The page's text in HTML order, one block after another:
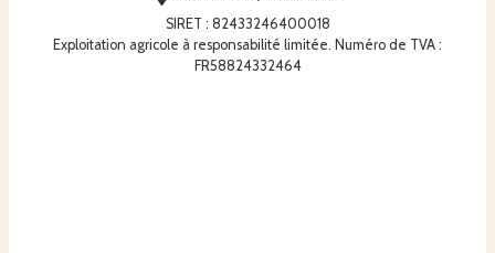
SIRET : 82433246400018
Exploitation agricole à responsabilité limitée. Numéro de TVA :
FR58824332464